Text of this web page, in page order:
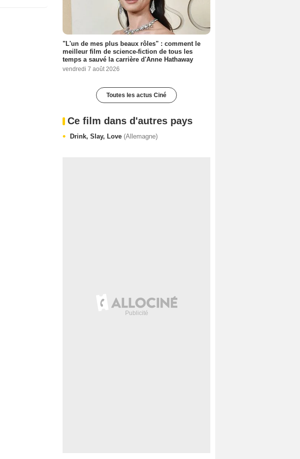
"L'un de mes plus beaux rôles" : comment le
meilleur film de science-fiction de tous les
temps a sauvé la carrière d'Anne Hathaway
vendredi 7 août 2026
Toutes les actus Ciné
Ce film dans d'autres pays
Drink, Slay, Love (Allemagne)